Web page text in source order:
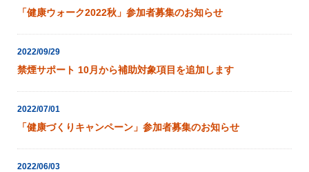
「健康ウォーク2022秋」参加者募集のお知らせ
2022/09/29
禁煙サポート 10月から補助対象項目を追加します
2022/07/01
「健康づくりキャンペーン」参加者募集のお知らせ
2022/06/03